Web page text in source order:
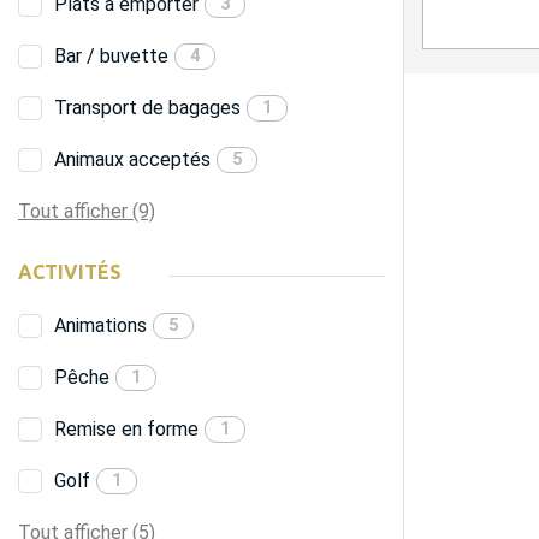
Bar / buvette 4
Transport de bagages 1
Animaux acceptés 5
Tout afficher (9)
ACTIVITÉS
Animations 5
Pêche 1
Remise en forme 1
Golf 1
Tout afficher (5)